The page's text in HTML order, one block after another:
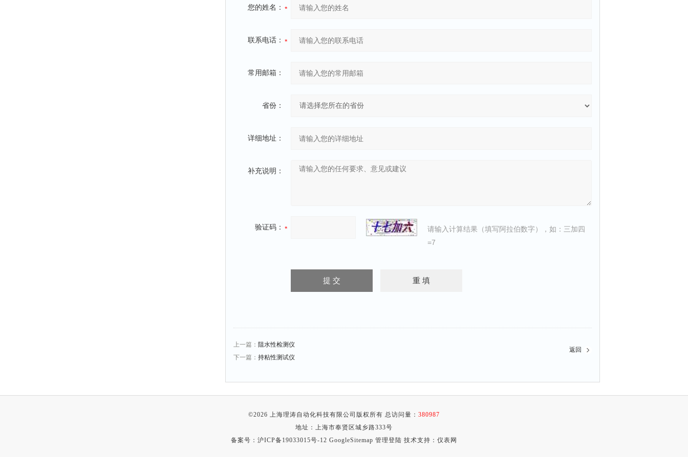
您的姓名：
联系电话：
常用邮箱：
省份：
详细地址：
补充说明：
验证码：
请输入计算结果（填写阿拉伯数字），如：三加四
=7
上一篇： 阻水性检测仪
下一篇： 持粘性测试仪
返回
©2026 上海理涛自动化科技有限公司版权所有 总访问量： 380987
地址：上海市奉贤区城乡路333号
备案号： 沪ICP备19033015号-12 GoogleSitemap 管理登陆 技术支持： 仪表网